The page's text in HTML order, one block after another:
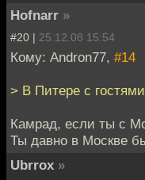
Hofnarr »
#20 | 25.12.08 15:54
Кому: Andron77, #14
> В Питере с
Камрад, если ты с
Ты давно в Москве
Ubrrox »